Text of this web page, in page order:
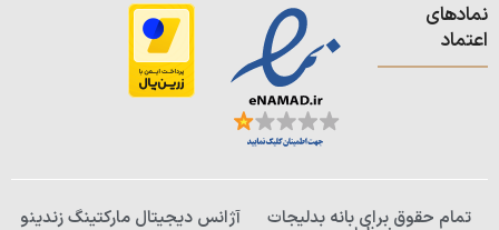
نمادهای
اعتماد
تمام حقوق برای بانه بدلیجات آژانس دیجیتال مارکتینگ زندینو